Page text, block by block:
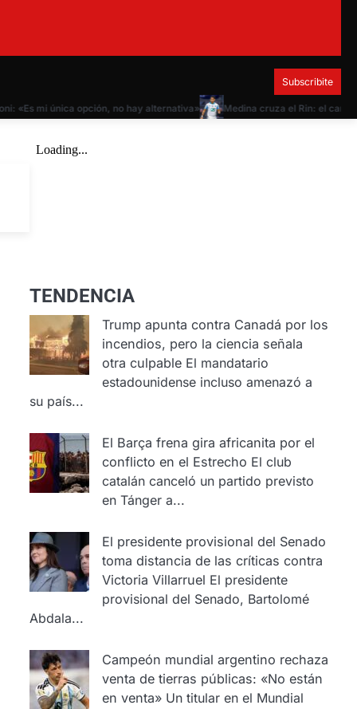
Subscribite
mi única opción, no hay alternativa» Medina cruza el Rin: el campeón
TENDENCIA
Trump apunta contra Canadá por los
incendios, pero la ciencia señala
otra culpable El mandatario
estadounidense incluso amenazó a
su país...
El Barça frena gira africanita por el
conflicto en el Estrecho El club
catalán canceló un partido previsto
en Tánger a...
El presidente provisional del Senado
toma distancia de las críticas contra
Victoria Villarruel El presidente
provisional del Senado, Bartolomé
Abdala...
Campeón mundial argentino rechaza
venta de tierras públicas: «No están
en venta» Un titular en el Mundial